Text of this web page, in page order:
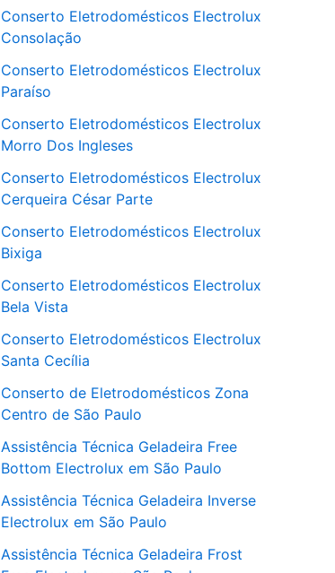
Conserto Eletrodomésticos Electrolux
Consolação
Conserto Eletrodomésticos Electrolux
Paraíso
Conserto Eletrodomésticos Electrolux
Morro Dos Ingleses
Conserto Eletrodomésticos Electrolux
Cerqueira César Parte
Conserto Eletrodomésticos Electrolux
Bixiga
Conserto Eletrodomésticos Electrolux
Bela Vista
Conserto Eletrodomésticos Electrolux
Santa Cecília
Conserto de Eletrodomésticos Zona
Centro de São Paulo
Assistência Técnica Geladeira Free
Bottom Electrolux em São Paulo
Assistência Técnica Geladeira Inverse
Electrolux em São Paulo
Assistência Técnica Geladeira Frost